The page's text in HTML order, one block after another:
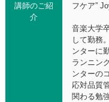
講師のご紹
介
フケア”
音楽大学
して勤務
ンターに
ランニン
ンターの
応対品質
関わる勉